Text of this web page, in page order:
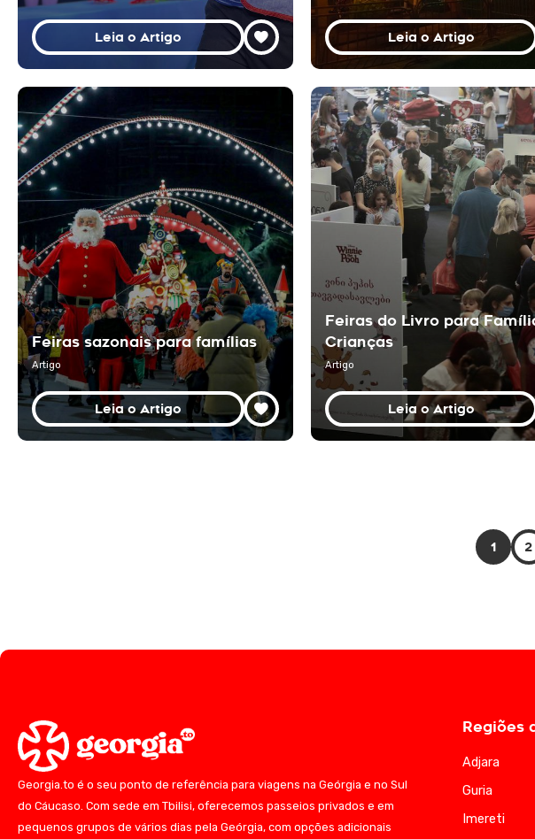
Leia o Artigo Leia o Artigo
Feiras sazonais para famílias
Artigo
Leia o Artigo
Feiras do Livro para
Crianças
Artigo
Leia o Artigo
1 2
Georgia.to é o seu ponto de referência para viagens na Geórgia e no Sul
do Cáucaso. Com sede em Tbilisi, oferecemos passeios privados e em
pequenos grupos de vários dias pela Geórgia, com opções adicionais
Regiões
Adjara
Guria
Imereti